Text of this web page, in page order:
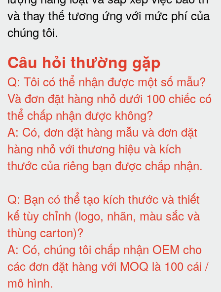
và thay thế tương ứng với mức phí của
chúng tôi.
Câu hỏi thường gặp
Q: Tôi có thể nhận được một số mẫu?
Và đơn đặt hàng nhỏ dưới 100 chiếc có
thể chấp nhận được không?
A: Có, đơn đặt hàng mẫu và đơn đặt
hàng nhỏ với thương hiệu và kích
thước của riêng bạn được chấp nhận.
Q: Bạn có thể tạo kích thước và thiết
kế tùy chỉnh (logo, nhãn, màu sắc và
thùng carton)?
A: Có, chúng tôi chấp nhận OEM cho
các đơn đặt hàng với MOQ là 100 cái /
mô hình.